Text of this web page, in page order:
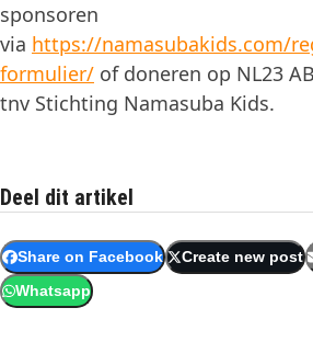
sponsoren
via https://namasubakids.com/
formulier/ of doneren op NL23
tnv Stichting Namasuba Kids.
Deel dit artikel
Share on Facebook Create new post
Whatsapp